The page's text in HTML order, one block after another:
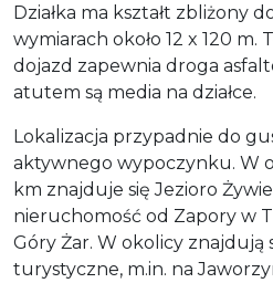
Działka ma kształt zbliżony
wymiarach około 12 x 120 m.
dojazd zapewnia droga
atutem są media na działce.
Lokalizacja przypadnie do
aktywnego wypoczynku. W
km znajduje się Jezioro
nieruchomość od Zapory w
Góry Żar. W okolicy znajdują
turystyczne, m.in. na